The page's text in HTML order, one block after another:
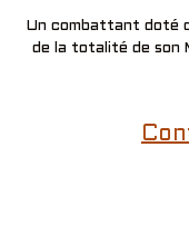
Un combattant doté
de la totalité de son